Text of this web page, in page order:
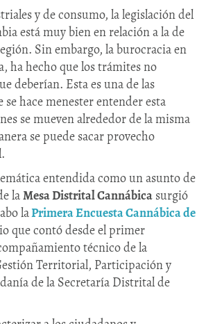
y de consumo, la legislación del
está muy bien en relación a la de
Sin embargo, la burocracia en
ha hecho que los trámites no
deberían. Esta es una de las
se hace menester entender esta
se mueven alrededor de la misma
se puede sacar provecho
entendida como un asunto de
laMesa Distrital Cannábica surgió
laPrimera Encuesta Cannábica de
que contó desde el primer
técnico de la
Territorial, Participación y
de la Secretaría Distrital de